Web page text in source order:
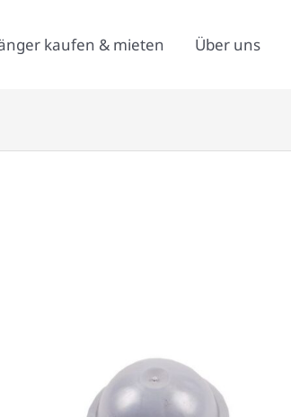
kaufen & mieten Über uns